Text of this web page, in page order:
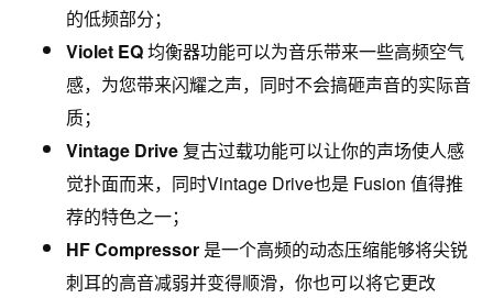
的低频部分；
Violet EQ均衡器功能可以为音乐带来一些高频空气
感，为您带来闪耀之声，同时不会搞砸声音的实际音
质；
Vintage Drive 复古过载功能可以让你的声场使人感
觉扑面而来，同时Vintage Drive也是 Fusion 值得推
荐的特⾊之⼀；
HF Compressor 是⼀个⾼频的动态压缩能够将尖锐
刺耳的高音减弱并变得顺滑，你也可以将它更改